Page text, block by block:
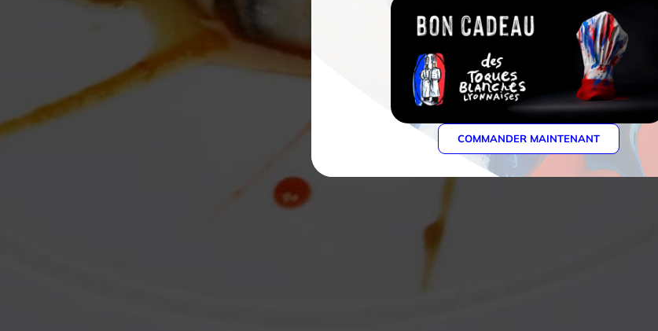
COMMANDER MAINTENANT